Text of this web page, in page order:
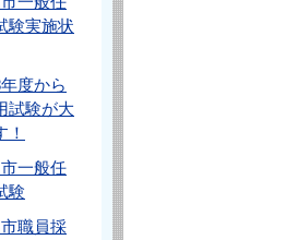
験実施状
度から
試験が大
！
一般任
験
職員採